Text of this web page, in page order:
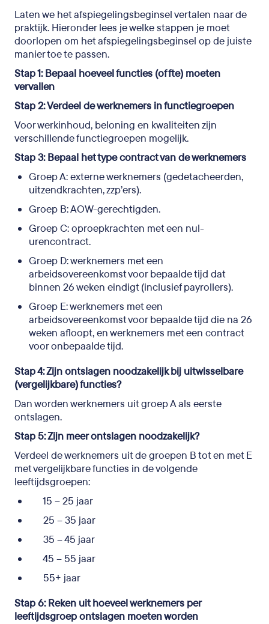
Laten we het afspiegelingsbeginsel vertalen naar de
praktijk. Hieronder lees je welke stappen je moet
doorlopen om het afspiegelingsbeginsel op de juiste
manier toe te passen.
Stap 1: Bepaal hoeveel functies (of fte) moeten
vervallen
Stap 2: Verdeel de werknemers in functiegroepen
Voor werkinhoud, beloning en kwaliteiten zijn
verschillende functiegroepen mogelijk.
Stap 3: Bepaal het type contract van de werknemers
Groep A: externe werknemers (gedetacheerden,
uitzendkrachten, zzp’ers).
Groep B: AOW-gerechtigden.
Groep C: oproepkrachten met een nul-
urencontract.
Groep D: werknemers met een
arbeidsovereenkomst voor bepaalde tijd dat
binnen 26 weken eindigt (inclusief payrollers).
Groep E: werknemers met een
arbeidsovereenkomst voor bepaalde tijd die na 26
weken afloopt, en werknemers met een contract
voor onbepaalde tijd.
Stap 4: Zijn ontslagen noodzakelijk bij uitwisselbare
(vergelijkbare) functies?
Dan worden werknemers uit groep A als eerste
ontslagen.
Stap 5: Zijn meer ontslagen noodzakelijk?
Verdeel de werknemers uit de groepen B tot en met E
met vergelijkbare functies in de volgende
leeftijdsgroepen:
15 – 25 jaar
25 – 35 jaar
35 – 45 jaar
45 – 55 jaar
55+ jaar
Stap 6: Reken uit hoeveel werknemers per
leeftijdsgroep ontslagen moeten worden